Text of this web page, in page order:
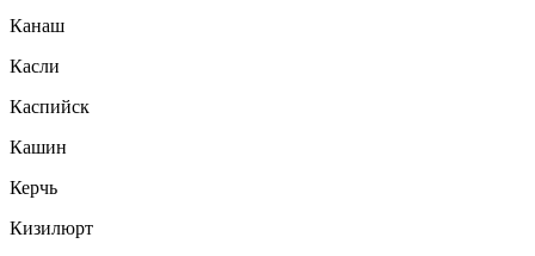
Канаш
Касли
Каспийск
Кашин
Керчь
Кизилюрт